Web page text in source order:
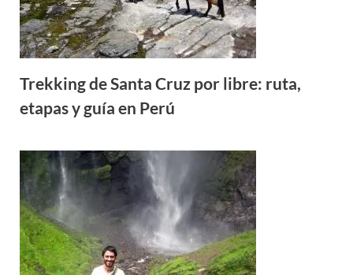
Trekking de Santa Cruz por libre: ruta,
etapas y guía en Perú